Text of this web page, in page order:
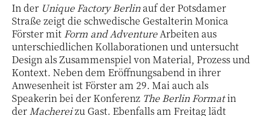
In der Unique Factory Berlin auf der Potsdamer
Straße zeigt die schwedische Gestalterin Monica
Förster mit Form and AdventureArbeiten aus
unterschiedlichen Kollaborationen und untersucht
Design als Zusammenspiel von Material, Prozess und
Kontext. Neben dem Eröffnungsabend in ihrer
Anwesenheit ist Förster am 29. Mai auch als
Speakerin bei der Konferenz The Berlin Formatin
der Machereizu Gast. Ebenfalls am Freitag lädt